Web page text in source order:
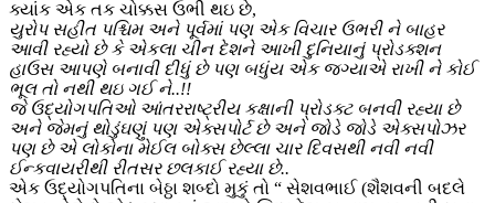
ક્યાંક એક તક ચોક્કસ ઉભી થઇ છે,
યુરોપ સહીત પશ્ચિમ અને પૂર્વમાં પણ એક વિચાર ઉભરી ને બાહર
આવી રહ્યો છે કે એકલા ચીન દેશને આખી દુનિયાનું પ્રોડક્શન
હાઉસ આપણે બનાવી દીધું છે પણ બધુંય એક જગ્યાએ રાખી ને કોઈ
ભૂલ તો નથી થઇ ગઈ ને..!!
જે ઉદ્યોગપતિઓ આંતરરાષ્ટ્રીય કક્ષાની પ્રોડક્ટ બનવી રહ્યા છે
અને જેમનું થોડુંઘણું પણ એક્સપોર્ટ છે અને જોડે જોડે એક્સપોઝર
પણ છે એ લોકોના મેઈલ બોક્સ છેલ્લા ચાર દિવસથી નવી નવી
ઈન્કવાયરીથી રીતસર છલકાઈ રહ્યા છે..
એક ઉદ્યોગપતિના બેઠ્ઠા શબ્દો મુકું તો “ સેશવભાઈ (શૈશવની બદલે